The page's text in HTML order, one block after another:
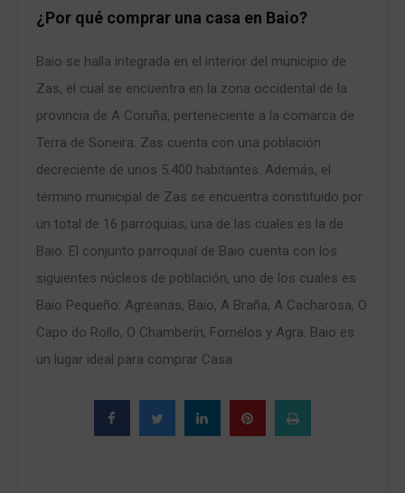
¿Por qué comprar una casa en Baio?
Baio se halla integrada en el interior del municipio de
Zas, el cual se encuentra en la zona occidental de la
provincia de A Coruña, perteneciente a la comarca de
Terra de Soneira. Zas cuenta con una población
decreciente de unos 5.400 habitantes. Además, el
término municipal de Zas se encuentra constituido por
un total de 16 parroquias, una de las cuales es la de
Baio. El conjunto parroquial de Baio cuenta con los
siguientes núcleos de población, uno de los cuales es
Baio Pequeño: Agreanas, Baio, A Braña, A Cacharosa, O
Capo do Rollo, O Chamberín, Fornelos y Agra. Baio es
un lugar ideal para comprar Casa